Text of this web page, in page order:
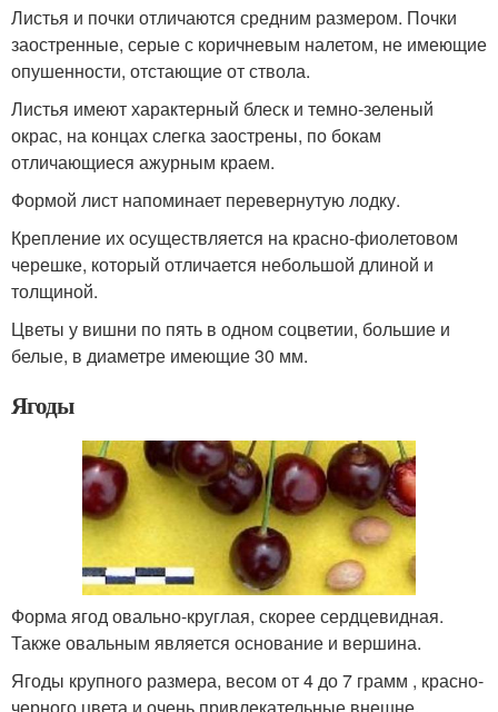
Листья и почки отличаются средним размером. Почки
заостренные, серые с коричневым налетом, не имеющие
опушенности, отстающие от ствола.
Листья имеют характерный блеск и темно-зеленый
окрас, на концах слегка заострены, по бокам
отличающиеся ажурным краем.
Формой лист напоминает перевернутую лодку.
Крепление их осуществляется на красно-фиолетовом
черешке, который отличается небольшой длиной и
толщиной.
Цветы у вишни по пять в одном соцветии, большие и
белые, в диаметре имеющие 30 мм.
Ягоды
Форма ягод овально-круглая, скорее сердцевидная.
Также овальным является основание и вершина.
Ягоды крупного размера, весом от 4 до 7 грамм , красно-